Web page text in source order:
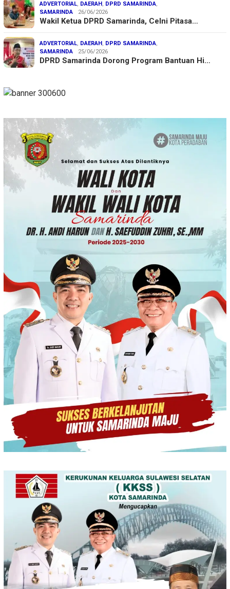
ADVERTORIAL, DAERAH , DPRD SAMARINDA,
SAMARINDA
26/06/2026
Wakil Ketua DPRD Samarinda, Celni Pitasa…
ADVERTORIAL, DAERAH , DPRD SAMARINDA,
SAMARINDA
25/06/2026
DPRD Samarinda Dorong Program Bantuan Hi…